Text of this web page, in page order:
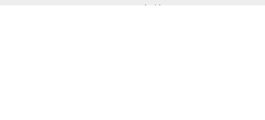
Android